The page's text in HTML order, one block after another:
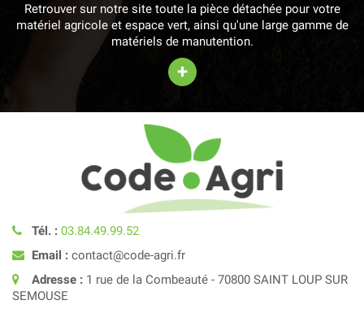
Retrouver sur notre site toute la pièce détachée pour votre
matériel agricole et espace vert, ainsi qu'une large gamme de
matériels de manutention.
+
Tél. : 03.84.49.99.52
Email : contact@code-agri.fr
Adresse : 1 rue de la Combeauté - 70800 SAINT LOUP SUR
SEMOUSE